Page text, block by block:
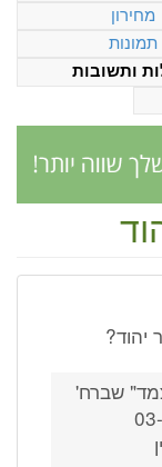
מחירון
תמונות
ותשובות
יהוד?
שברח'
אלטלף 19 א.ת יהוד, טל' 03-